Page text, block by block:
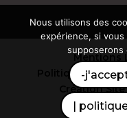
Mentions
Politique de
Création
Nous utilisons des
expérience, si
supposerons
-
|